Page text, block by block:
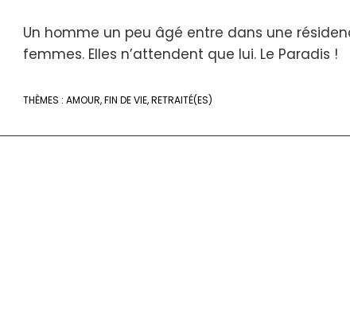
Un homme un peu âgé entre dans une
femmes. Elles n’attendent que lui. Le Paradis !
THÈMES : AMOUR,FIN DE VIE,RETRAITÉ(ES)